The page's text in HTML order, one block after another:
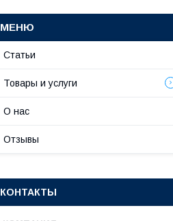
Статьи
Товары и услуги
О нас
Отзывы
КОНТАКТЫ